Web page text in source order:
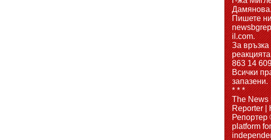
Пишете
il.com.
За връзка
863 14
Всички
запазени.
* * *
The News
Reporter |
platform for